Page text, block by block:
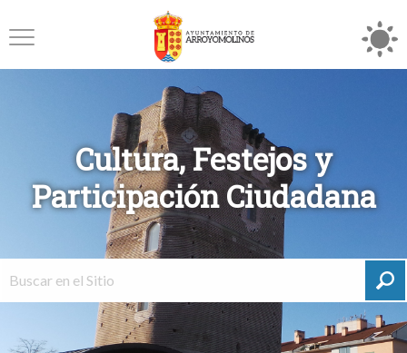
Cultura, Festejos y
Participación Ciudadana